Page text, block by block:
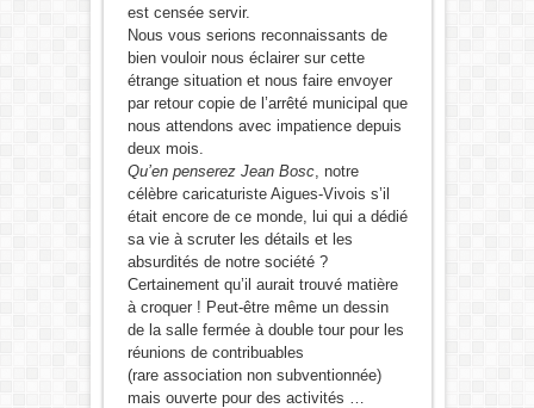
est censée servir.
Nous vous serions reconnaissants de
bien vouloir nous éclairer sur cette
étrange situation et nous faire envoyer
par retour copie de l’arrêté municipal que
nous attendons avec impatience depuis
deux mois.
Qu’en penserez Jean Bosc, notre
célèbre caricaturiste Aigues-Vivois s’il
était encore de ce monde, lui qui a dédié
sa vie à scruter les détails et les
absurdités de notre société ?
Certainement qu’il aurait trouvé matière
à croquer ! Peut-être même un dessin
de la salle fermée à double tour pour les
réunions de contribuables
(rare association non subventionnée)
mais ouverte pour des activités …